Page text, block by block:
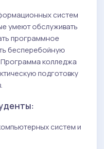
систем
умеют обслуживать
программное
бесперебойную
колледжа
подготовку
систем и